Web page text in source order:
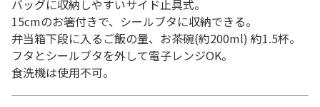
バッグに収納しやすいサイド止具式。
15cmのお箸付きで、シールブタに収納できる。
弁当箱下段に入るご飯の量、お茶碗(約200ml) 約1.5杯。
フタとシールブタを外して電子レンジOK。
食洗機は使用不可。